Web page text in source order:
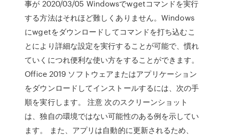
事が 2020/03/05 Windowsでwgetコマンドを実行
する方法はそれほど難しくありません。Windows
にwgetをダウンロードしてコマンドを打ち込むこ
とにより詳細な設定を実行することが可能で、慣れ
ていくにつれ便利な使い方をすることができます。
Office 2019 ソフトウェアまたはアプリケーション
をダウンロードしてインストールするには、次の手
順を実行します。 注意 次のスクリーンショット
は、独自の環境ではない可能性のある例を示してい
ます。 また、アプリは自動的に更新されるため、